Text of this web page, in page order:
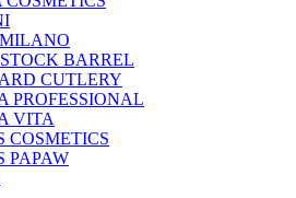
BARREL
CUTLERY
PROFESSIONAL
VITA
COSMETICS
PAPAW